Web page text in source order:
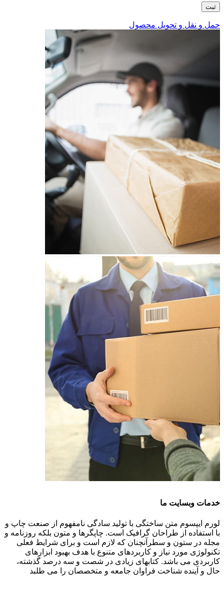
حمل و نقل و تحویل محصول
خدمات وبسایت ما
لورم ایپسوم متن ساختگی با تولید سادگی نامفهوم از صنعت چاپ و
با استفاده از طراحان گرافیک است. چاپگرها و متون بلکه روزنامه و
مجله در ستون و سطرآنچنان که لازم است و برای شرایط فعلی
تکنولوژی مورد نیاز و کاربردهای متنوع با هدف بهبود ابزارهای
کاربردی می باشد. کتابهای زیادی در شصت و سه درصد گذشته،
حال و آینده شناخت فراوان جامعه و متخصصان را می طلبد